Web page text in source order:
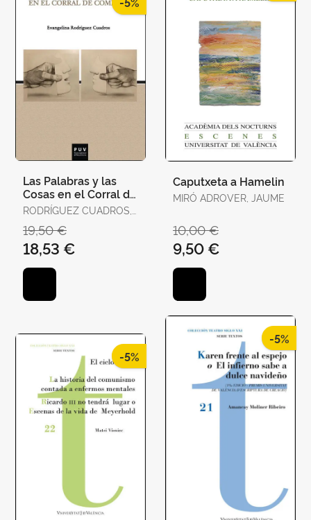
Las Palabras y las
Cosas en el Corral de
Comedias
RODRÍGUEZ CUADROS,
19,50 €
18,53 €
Caputxeta a Hamelin
MIRÓ ADROVER, JAUME
10,00 €
9,50 €
-5%
-5%